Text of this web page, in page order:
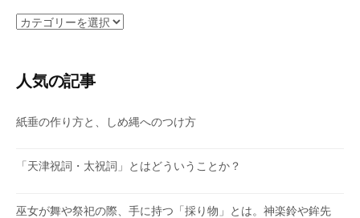
カ
リ
ー
人気の記事
紙垂の作り方と、しめ縄へのつけ方
「天津祝詞・太祝詞」とはどういうことか？
巫女が舞や祭祀の際、手に持つ「採り物」とは。神楽鈴や鉾先